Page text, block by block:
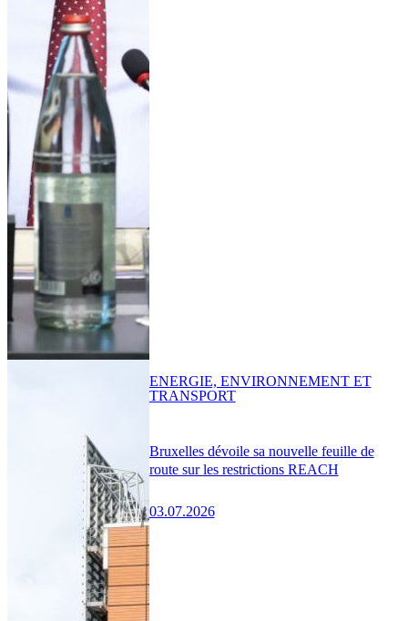
Bruxelles dévoile sa nouvelle feuille de
route sur les restrictions REACH
03.07.2026
ENERGIE, ENVIRONNEMENT ET
TRANSPORT